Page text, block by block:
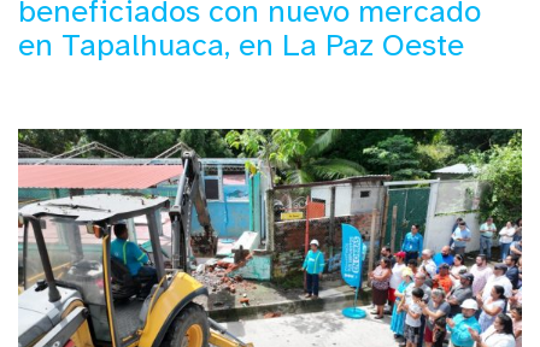
beneficiados con nuevo mercado
en Tapalhuaca, en La Paz Oeste